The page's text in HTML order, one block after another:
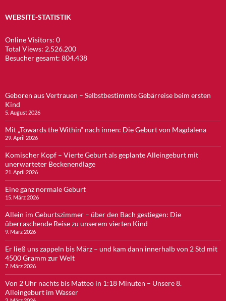
WEBSITE-STATISTIK
Online Visitors: 0
Total Views: 2.526.200
Besucher gesamt: 804.438
Geboren aus Vertrauen – Selbstbestimmte Gebärreise beim ersten
Kind
5. August 2026
Mit „Towards the Within“ nach innen: Die Geburt von Magdalena
29. April 2026
Komischer Kopf – Vierte Geburt als geplante Alleingeburt mit
unerwarteter Beckenendlage
21. April 2026
Eine ganz normale Geburt
15. März 2026
Allein im Geburtszimmer – über den Bach gestiegen: Die
überraschende Reise zu unserem vierten Kind
9. März 2026
Er ließ uns zappeln bis März – und kam dann innerhalb von 2 Std mit
4500 Gramm zur Welt
7. März 2026
Von 2 Uhr nachts bis Matteo in 1:18 Minuten – Unsere 8.
Alleingeburt im Wasser